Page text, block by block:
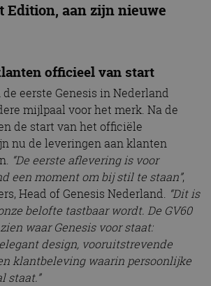
Edition, aan zijn nieuwe
officieel van start
eerste Genesis in Nederland
mijlpaal voor het merk. Na de
de start van het officiële
nu de leveringen aan klanten
“De eerste aflevering is voor
een moment om bij stil te staan”,
Head of Genesis Nederland. “Dit is
belofte tastbaar wordt. De GV60
waar Genesis voor staat:
design, vooruitstrevende
klantbeleving waarin persoonlijke
staat.”